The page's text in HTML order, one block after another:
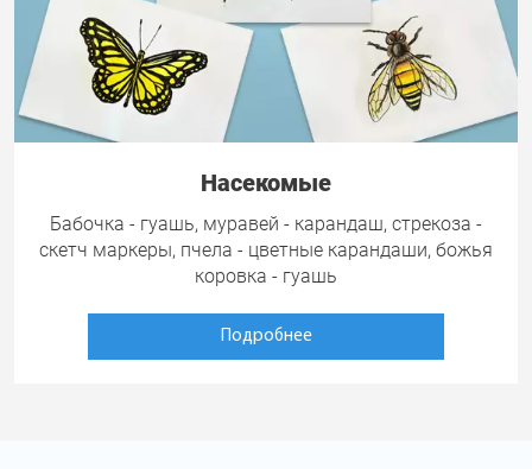
Насекомые
Бабочка - гуашь, муравей - карандаш, стрекоза -
скетч маркеры, пчела - цветные карандаши, божья
коровка - гуашь
Подробнее